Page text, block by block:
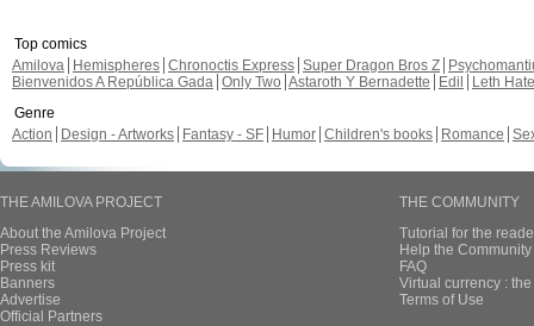
Top comics
Amilova
Hemispheres Chronoctis Express Super Dragon Bros Z
Bienvenidos A República Gada Only Two Astaroth Y Bernadette Edil
Leth Hate
Genre
Action
Design - Artworks Fantasy - SF Humor Children's books Romance
THE AMILOVA PROJECT
About the Amilova Project
Press Reviews
Press kit
Banners
Advertise
Official Partners
THE COMMUNITY
Tutorial for the
Help the
FAQ
Virtual currency :
Terms of Use